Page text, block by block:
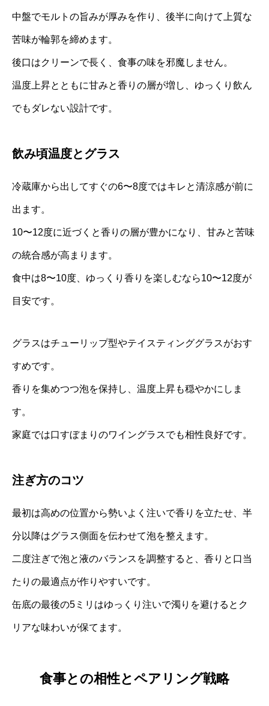
中盤でモルトの旨みが厚みを作り、後半に向けて上質な
苦味が輪郭を締めます。
後口はクリーンで長く、食事の味を邪魔しません。
温度上昇とともに甘みと香りの層が増し、ゆっくり飲ん
でもダレない設計です。
飲み頃温度とグラス
冷蔵庫から出してすぐの6〜8度ではキレと清涼感が前に
出ます。
10〜12度に近づくと香りの層が豊かになり、甘みと苦味
の統合感が高まります。
食中は8〜10度、ゆっくり香りを楽しむなら10〜12度が
目安です。
グラスはチューリップ型やテイスティンググラスがおす
すめです。
香りを集めつつ泡を保持し、温度上昇も穏やかにしま
す。
家庭では口すぼまりのワイングラスでも相性良好です。
注ぎ方のコツ
最初は高めの位置から勢いよく注いで香りを立たせ、半
分以降はグラス側面を伝わせて泡を整えます。
二度注ぎで泡と液のバランスを調整すると、香りと口当
たりの最適点が作りやすいです。
缶底の最後の5ミリはゆっくり注いで濁りを避けるとク
リアな味わいが保てます。
食事との相性とペアリング戦略